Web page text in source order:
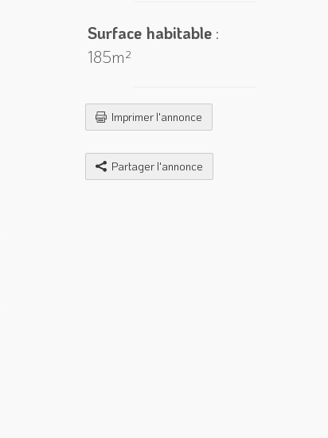
Surface habitable :
185m²
Imprimer l'annonce
Partager l'annonce